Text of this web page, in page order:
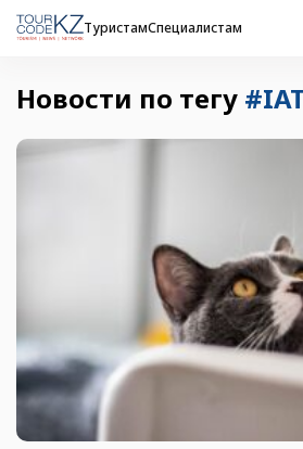
ТуристамСпециалистам
Новости по тегу